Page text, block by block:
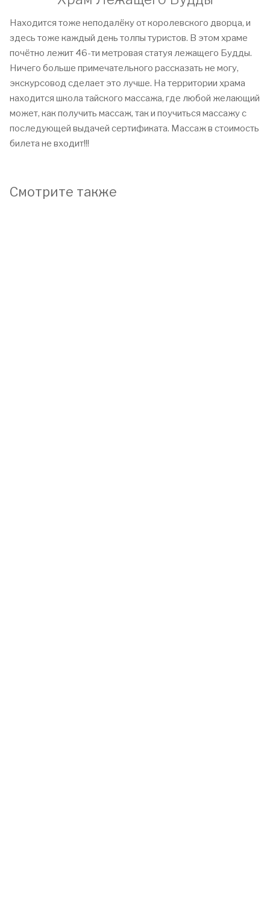
Находится тоже неподалёку от королевского дворца, и
здесь тоже каждый день толпы туристов. В этом храме
почётно лежит 46-ти метровая статуя лежащего Будды.
Ничего больше примечательного рассказать не могу,
экскурсовод сделает это лучше. На территории храма
находится школа тайского массажа, где любой желающий
может, как получить массаж, так и поучиться массажу с
последующей выдачей сертификата. Массаж в стоимость
билета не входит!!!
Смотрите также